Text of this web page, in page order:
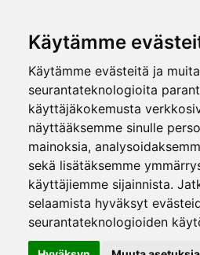
Käytämme
Käytämme evästeitä ja muita
seurantateknologioita
käyttäjäkokemusta
näyttääksemme sinulle
mainoksia,
sekä lisätäksemme
käyttäjiemme sijainnista.
selaamista hyväksyt
seurantateknologioiden